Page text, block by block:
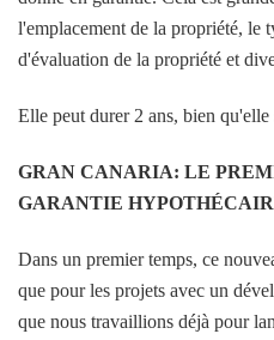
l'emplacement de la propriété, le
d'évaluation de la propriété et
Elle peut durer 2 ans, bien
GRAN CANARIA: LE
GARANTIE
Dans un premier temps, ce
que pour les projets avec un
que nous travaillions déjà pour